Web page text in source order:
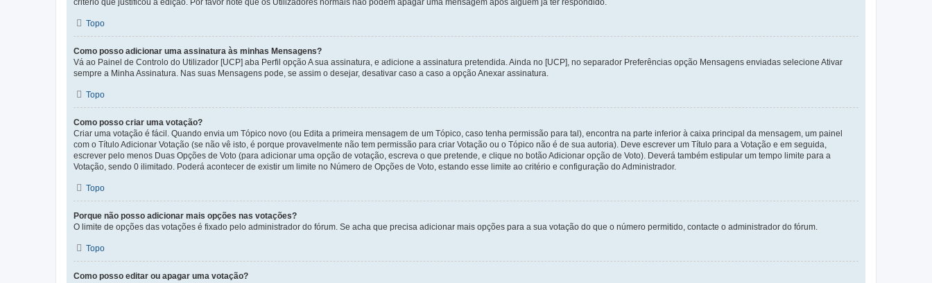
Topo
Como posso adicionar uma assinatura às minhas Mensagens?
Vá ao Painel de Controlo do Utilizador [UCP] aba Perfil opção A sua assinatura, e adicione a assinatura pretendida. Ainda no [UCP], no separador Preferências opção Mensagens enviadas selecione Ativar
sempre a Minha Assinatura. Nas suas Mensagens pode, se assim o desejar, desativar caso a caso a opção Anexar assinatura.
Topo
Como posso criar uma votação?
Criar uma votação é fácil. Quando envia um Tópico novo (ou Edita a primeira mensagem de um Tópico, caso tenha permissão para tal), encontra na parte inferior à caixa principal da mensagem, um painel
com o Título Adicionar Votação (se não vê isto, é porque provavelmente não tem permissão para criar Votação ou o Tópico não é de sua autoria). Deve escrever um Título para a Votação e em seguida,
escrever pelo menos Duas Opções de Voto (para adicionar uma opção de votação, escreva o que pretende, e clique no botão Adicionar opção de Voto). Deverá também estipular um tempo limite para a
Votação, sendo 0 ilimitado. Poderá acontecer de existir um limite no Número de Opções de Voto, estando esse limite ao critério e configuração do Administrador.
Topo
Porque não posso adicionar mais opções nas votações?
O limite de opções das votações é fixado pelo administrador do fórum. Se acha que precisa adicionar mais opções para a sua votação do que o número permitido, contacte o administrador do fórum.
Topo
Como posso editar ou apagar uma votação?